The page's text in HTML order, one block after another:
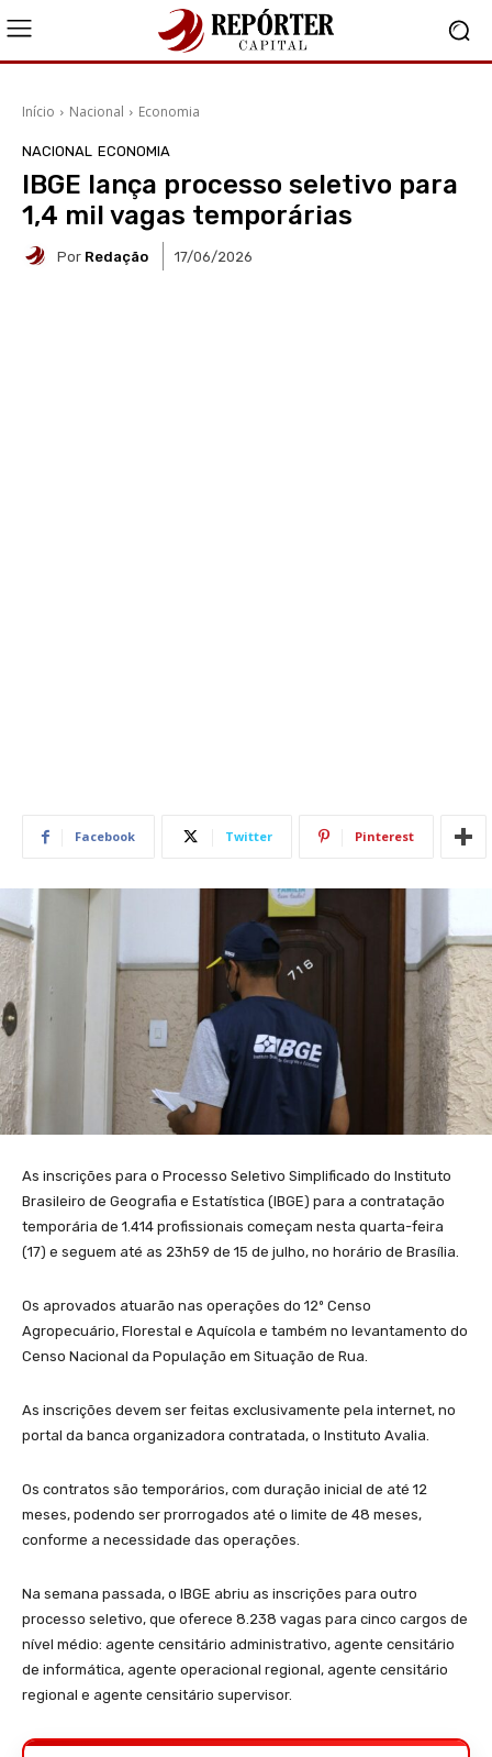
Início Nacional Economia
NACIONAL ECONOMIA
IBGE lança processo seletivo para
1,4 mil vagas temporárias
Por Redação 17/06/2026
Facebook Twitter Pinterest
As inscrições para o Processo Seletivo Simplificado do Instituto
Brasileiro de Geografia e Estatística (IBGE) para a contratação
temporária de 1.414 profissionais começam nesta quarta-feira
(17) e seguem até as 23h59 de 15 de julho, no horário de Brasília.
Os aprovados atuarão nas operações do 12º Censo
Agropecuário, Florestal e Aquícola e também no levantamento do
Censo Nacional da População em Situação de Rua.
As inscrições devem ser feitas exclusivamente pela internet, no
portal da banca organizadora contratada, o Instituto Avalia.
Os contratos são temporários, com duração inicial de até 12
meses, podendo ser prorrogados até o limite de 48 meses,
conforme a necessidade das operações.
Na semana passada, o IBGE abriu as inscrições para outro
processo seletivo, que oferece 8.238 vagas para cinco cargos de
nível médio: agente censitário administrativo, agente censitário
de informática, agente operacional regional, agente censitário
regional e agente censitário supervisor.